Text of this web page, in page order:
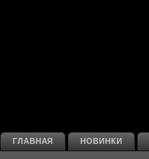
НОВИНКИ
ГЛАВНАЯ